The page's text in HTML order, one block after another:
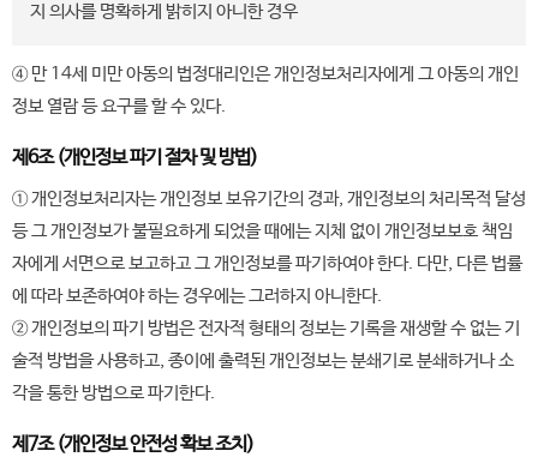
지 의사를 명확하게 밝히지 아니한 경우
④ 만 14세 미만 아동의 법정대리인은 개인정보처리자에게 그 아동의 개인
정보 열람 등 요구를 할 수 있다.
제6조 (개인정보 파기 절차 및 방법)
① 개인정보처리자는 개인정보 보유기간의 경과, 개인정보의 처리목적 달성
등 그 개인정보가 불필요하게 되었을 때에는 지체 없이 개인정보보호 책임
자에게 서면으로 보고하고 그 개인정보를 파기하여야 한다. 다만, 다른 법률
에 따라 보존하여야 하는 경우에는 그러하지 아니한다.
② 개인정보의 파기 방법은 전자적 형태의 정보는 기록을 재생할 수 없는 기
술적 방법을 사용하고, 종이에 출력된 개인정보는 분쇄기로 분쇄하거나 소
각을 통한 방법으로 파기한다.
제7조 (개인정보 안전성 확보 조치)